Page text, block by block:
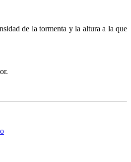
de la tormenta y la altura a la que